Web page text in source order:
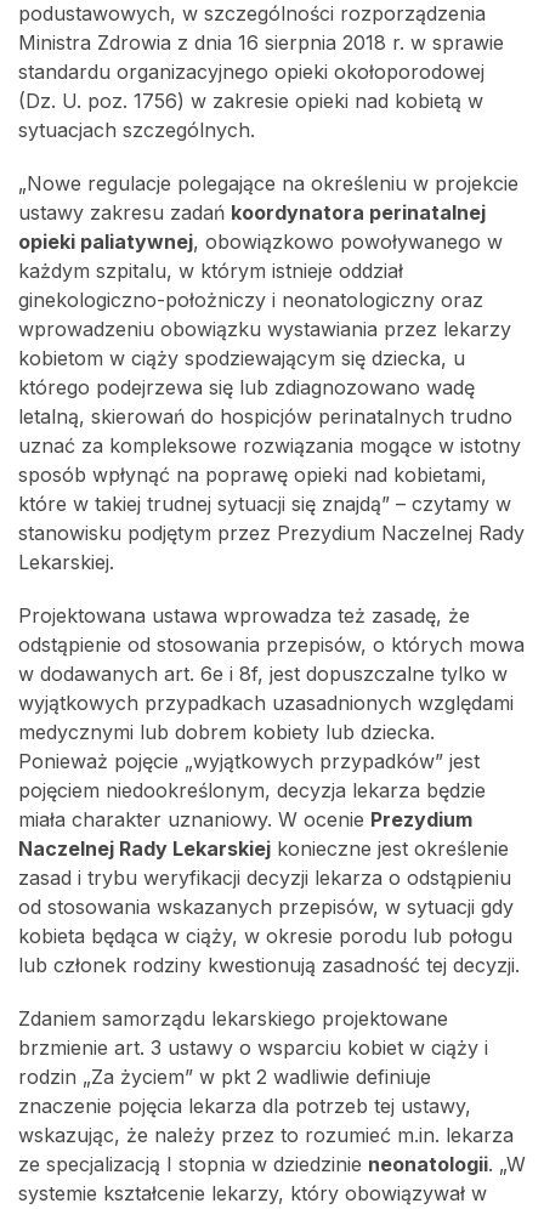
podustawowych, w szczególności rozporządzenia
Ministra Zdrowia z dnia 16 sierpnia 2018 r. w sprawie
standardu organizacyjnego opieki okołoporodowej
(Dz. U. poz. 1756) w zakresie opieki nad kobietą w
sytuacjach szczególnych.
„Nowe regulacje polegające na określeniu w projekcie
ustawy zakresu zadań koordynatora perinatalnej
opieki paliatywnej, obowiązkowo powoływanego w
każdym szpitalu, w którym istnieje oddział
ginekologiczno-położniczy i neonatologiczny oraz
wprowadzeniu obowiązku wystawiania przez lekarzy
kobietom w ciąży spodziewającym się dziecka, u
którego podejrzewa się lub zdiagnozowano wadę
letalną, skierowań do hospicjów perinatalnych trudno
uznać za kompleksowe rozwiązania mogące w istotny
sposób wpłynąć na poprawę opieki nad kobietami,
które w takiej trudnej sytuacji się znajdą” – czytamy w
stanowisku podjętym przez Prezydium Naczelnej Rady
Lekarskiej.
Projektowana ustawa wprowadza też zasadę, że
odstąpienie od stosowania przepisów, o których mowa
w dodawanych art. 6e i 8f, jest dopuszczalne tylko w
wyjątkowych przypadkach uzasadnionych względami
medycznymi lub dobrem kobiety lub dziecka.
Ponieważ pojęcie „wyjątkowych przypadków” jest
pojęciem niedookreślonym, decyzja lekarza będzie
miała charakter uznaniowy. W ocenie Prezydium
Naczelnej Rady Lekarskiej konieczne jest określenie
zasad i trybu weryfikacji decyzji lekarza o odstąpieniu
od stosowania wskazanych przepisów, w sytuacji gdy
kobieta będąca w ciąży, w okresie porodu lub połogu
lub członek rodziny kwestionują zasadność tej decyzji.
Zdaniem samorządu lekarskiego projektowane
brzmienie art. 3 ustawy o wsparciu kobiet w ciąży i
rodzin „Za życiem” w pkt 2 wadliwie definiuje
znaczenie pojęcia lekarza dla potrzeb tej ustawy,
wskazując, że należy przez to rozumieć m.in. lekarza
ze specjalizacją I stopnia w dziedzinie neonatologii. „W
systemie kształcenie lekarzy, który obowiązywał w